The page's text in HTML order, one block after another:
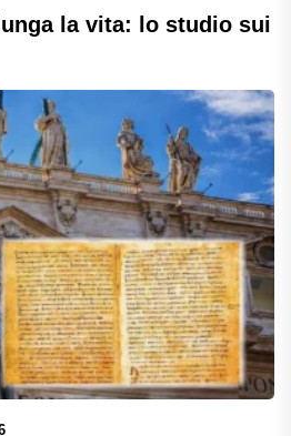
la vita: lo studio sui